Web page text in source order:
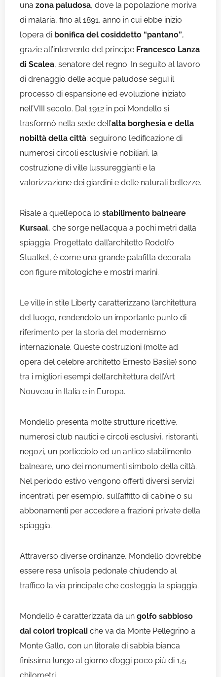
una zona paludosa, dove la popolazione moriva
di malaria, fino al 1891, anno in cui ebbe inizio
l’opera di bonifica del cosiddetto “pantano”,
grazie all’intervento del principe Francesco Lanza
di Scalea, senatore del regno. In seguito al lavoro
di drenaggio delle acque paludose seguì il
processo di espansione ed evoluzione iniziato
nell’VIII secolo. Dal 1912 in poi Mondello si
trasformò nella sede dell’alta borghesia e della
nobiltà della città: seguirono l’edificazione di
numerosi circoli esclusivi e nobiliari, la
costruzione di ville lussureggianti e la
valorizzazione dei giardini e delle naturali bellezze.
Risale a quell’epoca lo stabilimento balneare
Kursaal, che sorge nell’acqua a pochi metri dalla
spiaggia. Progettato dall’architetto Rodolfo
Stualket, è come una grande palafitta decorata
con figure mitologiche e mostri marini.
Le ville in stile Liberty caratterizzano l’architettura
del luogo, rendendolo un importante punto di
riferimento per la storia del modernismo
internazionale. Queste costruzioni (molte ad
opera del celebre architetto Ernesto Basile) sono
tra i migliori esempi dell’architettura dell’Art
Nouveau in Italia e in Europa.
Mondello presenta molte strutture ricettive,
numerosi club nautici e circoli esclusivi, ristoranti,
negozi, un porticciolo ed un antico stabilimento
balneare, uno dei monumenti simbolo della città.
Nel periodo estivo vengono offerti diversi servizi
incentrati, per esempio, sull’affitto di cabine o su
abbonamenti per accedere a frazioni private della
spiaggia.
Attraverso diverse ordinanze, Mondello dovrebbe
essere resa un’isola pedonale chiudendo al
traffico la via principale che costeggia la spiaggia.
Mondello è caratterizzata da un golfo sabbioso
dai colori tropicali che va da Monte Pellegrino a
Monte Gallo, con un litorale di sabbia bianca
finissima lungo al giorno d’oggi poco più di 1,5